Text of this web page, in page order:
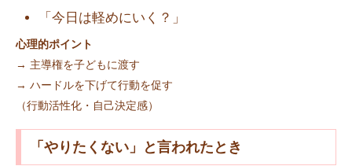
「今日は軽めにいく？」
心理的ポイント
→ 主導権を子どもに渡す
→ ハードルを下げて行動を促す
（行動活性化・自己決定感）
「やりたくない」と言われたとき